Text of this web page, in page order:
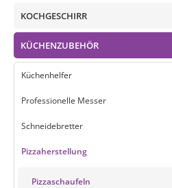
KOCHGESCHIRR
KÜCHENZUBEHÖR
Küchenhelfer
Professionelle Messer
Schneidebretter
Pizzaherstellung
Pizzaschaufeln